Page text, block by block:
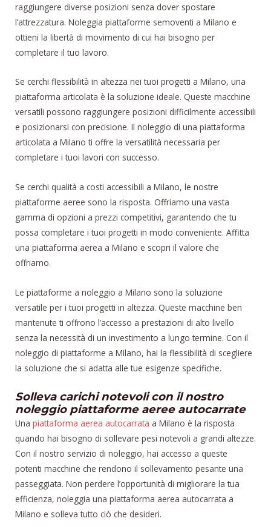
raggiungere diverse posizioni senza dover spostare
l’attrezzatura. Noleggia piattaforme semoventi a Milano e
ottieni la libertà di movimento di cui hai bisogno per
completare il tuo lavoro.
Se cerchi flessibilità in altezza nei tuoi progetti a Milano, una
piattaforma articolata è la soluzione ideale. Queste macchine
versatili possono raggiungere posizioni difficilmente accessibili
e posizionarsi con precisione. Il noleggio di una piattaforma
articolata a Milano ti offre la versatilità necessaria per
completare i tuoi lavori con successo.
Se cerchi qualità a costi accessibili a Milano, le nostre
piattaforme aeree sono la risposta. Offriamo una vasta
gamma di opzioni a prezzi competitivi, garantendo che tu
possa completare i tuoi progetti in modo conveniente. Affitta
una piattaforma aerea a Milano e scopri il valore che
offriamo.
Le piattaforme a noleggio a Milano sono la soluzione
versatile per i tuoi progetti in altezza. Queste macchine ben
mantenute ti offrono l’accesso a prestazioni di alto livello
senza la necessità di un investimento a lungo termine. Con il
noleggio di piattaforme a Milano, hai la flessibilità di scegliere
la soluzione che si adatta alle tue esigenze specifiche.
Solleva carichi notevoli con il nostro
noleggio piattaforme aeree autocarrate
Una piattaforma aerea autocarrata a Milano è la risposta
quando hai bisogno di sollevare pesi notevoli a grandi altezze.
Con il nostro servizio di noleggio, hai accesso a queste
potenti macchine che rendono il sollevamento pesante una
passeggiata. Non perdere l’opportunità di migliorare la tua
efficienza, noleggia una piattaforma aerea autocarrata a
Milano e solleva tutto ciò che desideri.